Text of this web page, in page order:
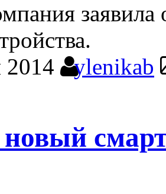
заявила
ylenikab